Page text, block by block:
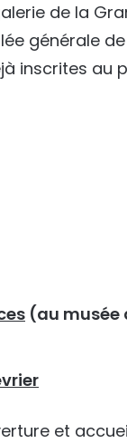
de la
générale de
inscrites au
(au musée
et